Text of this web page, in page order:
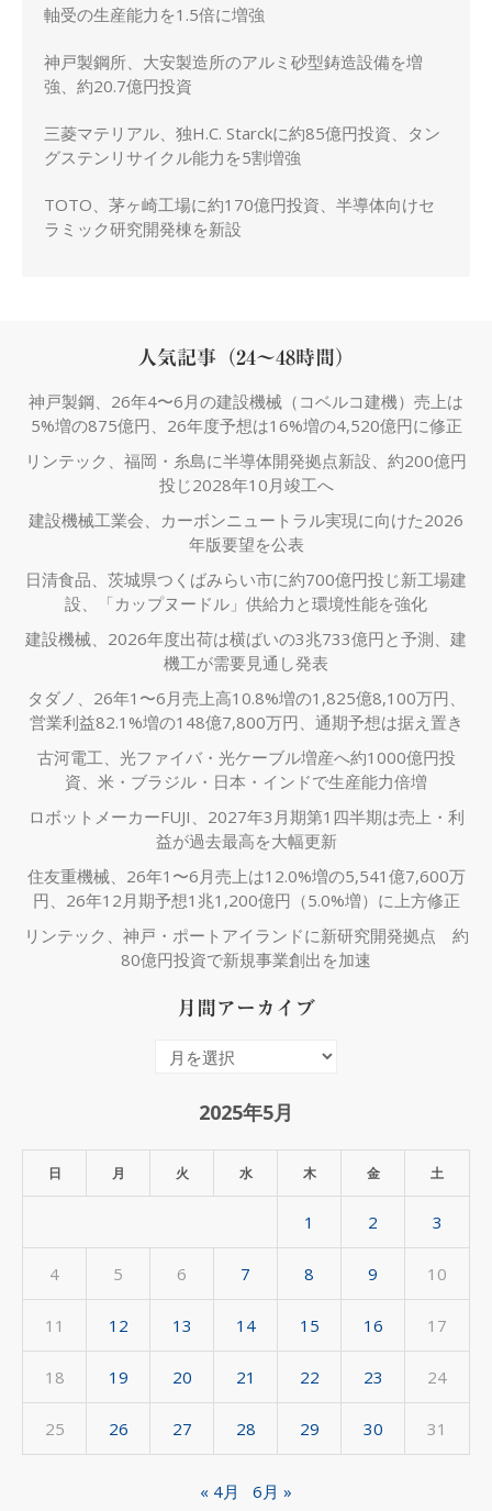
軸受の生産能力を1.5倍に増強
神戸製鋼所、大安製造所のアルミ砂型鋳造設備を増
強、約20.7億円投資
三菱マテリアル、独H.C. Starckに約85億円投資、タン
グステンリサイクル能力を5割増強
TOTO、茅ヶ崎工場に約170億円投資、半導体向けセ
ラミック研究開発棟を新設
人気記事（24～48時間）
神戸製鋼、26年4〜6月の建設機械（コベルコ建機）売上は
5%増の875億円、26年度予想は16%増の4,520億円に修正
リンテック、福岡・糸島に半導体開発拠点新設、約200億円
投じ2028年10月竣工へ
建設機械工業会、カーボンニュートラル実現に向けた2026
年版要望を公表
日清食品、茨城県つくばみらい市に約700億円投じ新工場建
設、「カップヌードル」供給力と環境性能を強化
建設機械、2026年度出荷は横ばいの3兆733億円と予測、建
機工が需要見通し発表
タダノ、26年1〜6月売上高10.8%増の1,825億8,100万円、
営業利益82.1%増の148億7,800万円、通期予想は据え置き
古河電工、光ファイバ・光ケーブル増産へ約1000億円投
資、米・ブラジル・日本・インドで生産能力倍増
ロボットメーカーFUJI、2027年3月期第1四半期は売上・利
益が過去最高を大幅更新
住友重機械、26年1〜6月売上は12.0%増の5,541億7,600万
円、26年12月期予想1兆1,200億円（5.0%増）に上方修正
リンテック、神戸・ポートアイランドに新研究開発拠点 約
80億円投資で新規事業創出を加速
月間アーカイブ
イ
2025年5月
日 月 火 水 木 金 土
1 2 3
4 5 6 7 8 9 10
11 12 13 14 15 16 17
18 19 20 21 22 23 24
25 26 27 28 29 30 31
« 4月 6月 »